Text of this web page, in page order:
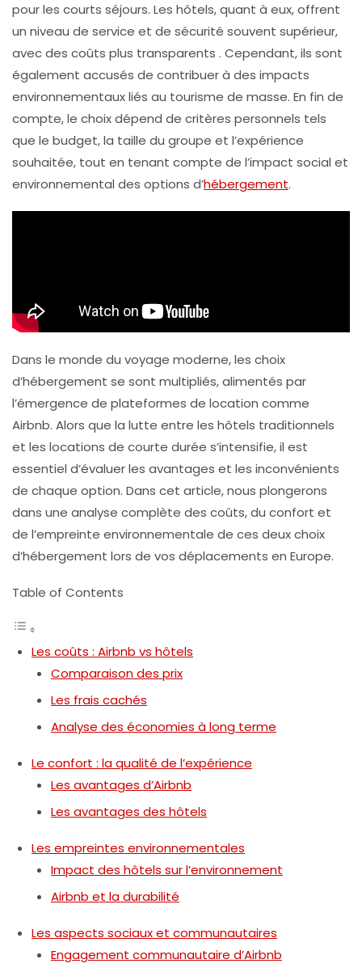
pour les courts séjours. Les hôtels, quant à eux, offrent
un niveau de service et de sécurité souvent supérieur,
avec des coûts plus transparents . Cependant, ils sont
également accusés de contribuer à des impacts
environnementaux liés au tourisme de masse. En fin de
compte, le choix dépend de critères personnels tels
que le budget, la taille du groupe et l’expérience
souhaitée, tout en tenant compte de l’impact social et
environnemental des options d’hébergement.
Dans le monde du voyage moderne, les choix
d’hébergement se sont multipliés, alimentés par
l’émergence de plateformes de location comme
Airbnb. Alors que la lutte entre les hôtels traditionnels
et les locations de courte durée s’intensifie, il est
essentiel d’évaluer les avantages et les inconvénients
de chaque option. Dans cet article, nous plongerons
dans une analyse complète des coûts, du confort et
de l’empreinte environnementale de ces deux choix
d’hébergement lors de vos déplacements en Europe.
Table of Contents
Les coûts : Airbnb vs hôtels
Comparaison des prix
Les frais cachés
Analyse des économies à long terme
Le confort : la qualité de l’expérience
Les avantages d’Airbnb
Les avantages des hôtels
Les empreintes environnementales
Impact des hôtels sur l’environnement
Airbnb et la durabilité
Les aspects sociaux et communautaires
Engagement communautaire d’Airbnb